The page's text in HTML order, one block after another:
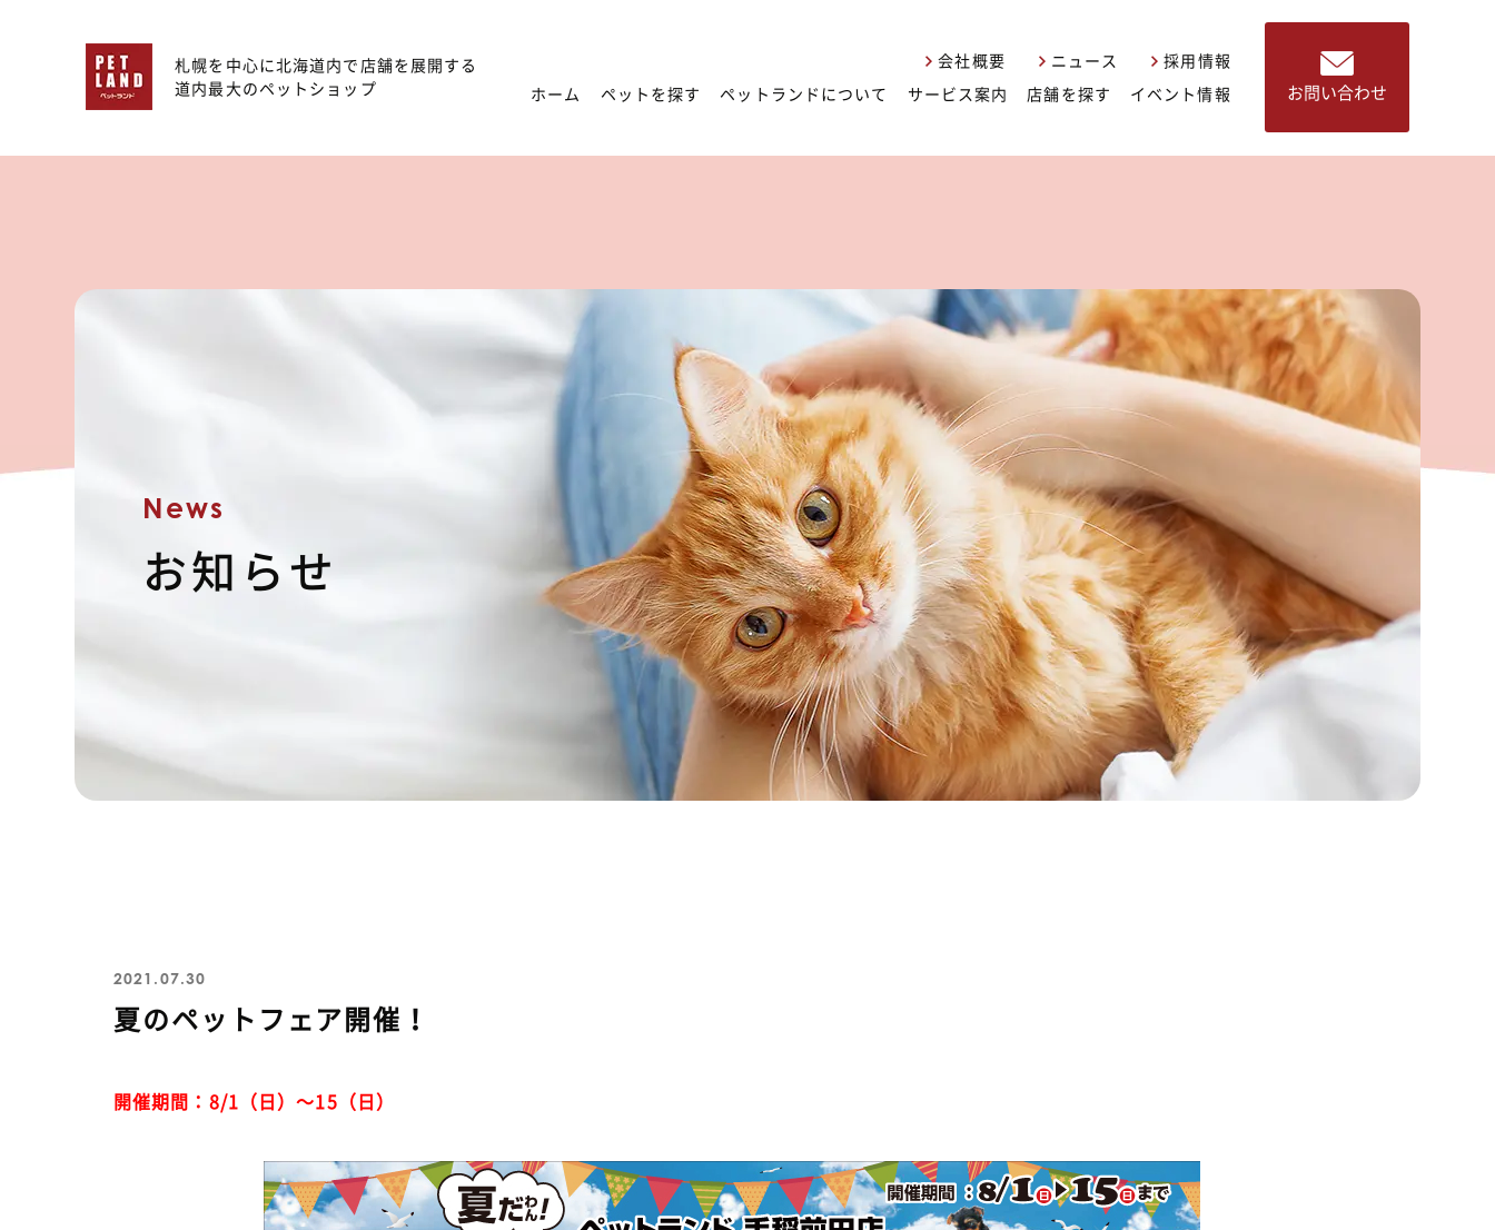
札幌を中心に北海道内で店舗を展開する
道内最大のペットショップ
会社概要 ニュース
採用情報
ホーム
ペットを探す ペットランドについて サービス案内 店舗を探す イベント情報 お問い合わせ
News
お知らせ
2021.07.30
夏のペットフェア開催！
開催期間：8/1（日）～15（日）